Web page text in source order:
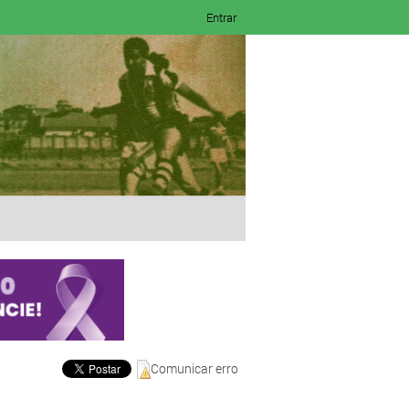
Entrar
Comunicar erro